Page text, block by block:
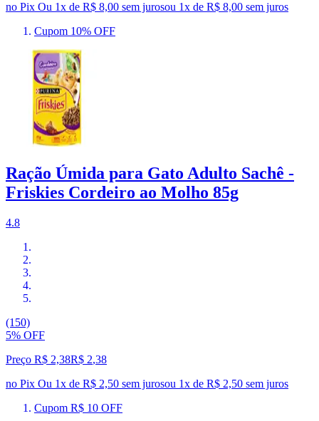
no Pix Ou 1x de R$ 8,00 sem jurosou 1x de R$ 8,00 sem juros
Cupom 10% OFF
Ração Úmida para Gato Adulto Sachê -
Friskies Cordeiro ao Molho 85g
4.8
(150)
5% OFF
Preço R$ 2,38R$ 2,38
no Pix Ou 1x de R$ 2,50 sem jurosou 1x de R$ 2,50 sem juros
Cupom R$ 10 OFF